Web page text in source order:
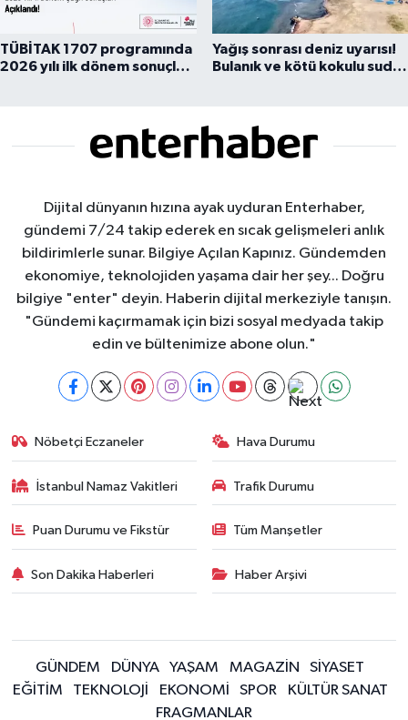
TÜBİTAK 1707 programında
2026 yılı ilk dönem sonuçları
Yağış sonrası deniz uyarısı!
Bulanık ve kötü kokulu suda
Dijital dünyanın hızına ayak uyduran Enterhaber,
gündemi 7/24 takip ederek en sıcak gelişmeleri anlık
bildirimlerle sunar. Bilgiye Açılan Kapınız. Gündemden
ekonomiye, teknolojiden yaşama dair her şey... Doğru
bilgiye "enter" deyin. Haberin dijital merkeziyle tanışın.
"Gündemi kaçırmamak için bizi sosyal medyada takip
edin ve bültenimize abone olun."
Nöbetçi Eczaneler Hava Durumu
İstanbul Namaz Vakitleri Trafik Durumu
Puan Durumu ve Fikstür Tüm Manşetler
Son Dakika Haberleri Haber Arşivi
GÜNDEM DÜNYA YAŞAM MAGAZİN
SİYASET
EĞİTİM
TEKNOLOJİ EKONOMİ SPOR
KÜLTÜR SANAT
FRAGMANLAR